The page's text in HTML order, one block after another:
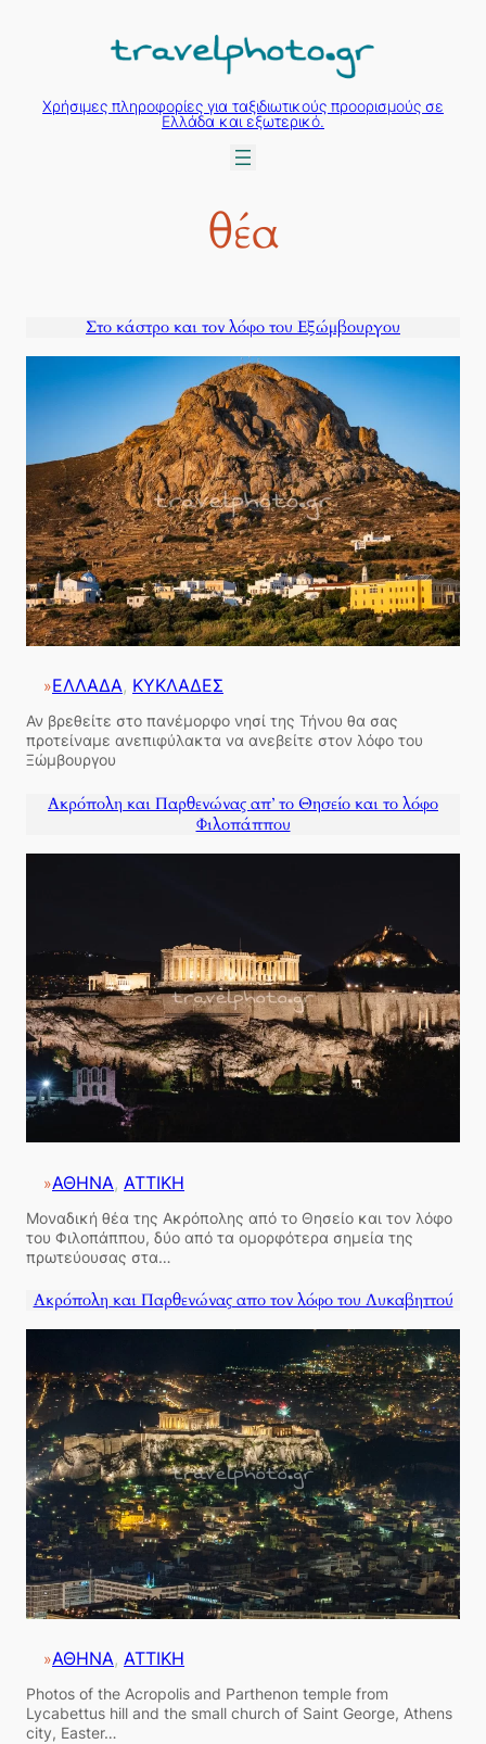
περιεχόμενο
Χρήσιμες πληροφορίες για ταξιδιωτικούς προορισμούς σε
Ελλάδα και εξωτερικό.
θέα
Στο κάστρο και τον λόφο του Εξώμβουργου
»ΕΛΛΑΔΑ, ΚΥΚΛΑΔΕΣ
Αν βρεθείτε στο πανέμορφο νησί της Τήνου θα σας
προτείναμε ανεπιφύλακτα να ανεβείτε στον λόφο του
Ξώμβουργου
Ακρόπολη και Παρθενώνας απ’ το Θησείο και το λόφο
Φιλοπάππου
»ΑΘΗΝΑ, ΑΤΤΙΚΗ
Μοναδική θέα της Ακρόπολης από το Θησείο και τον λόφο
του Φιλοπάππου, δύο από τα ομορφότερα σημεία της
πρωτεύουσας στα…
Ακρόπολη και Παρθενώνας απο τον λόφο του Λυκαβηττού
»ΑΘΗΝΑ, ΑΤΤΙΚΗ
Photos of the Acropolis and Parthenon temple from
Lycabettus hill and the small church of Saint George, Athens
city, Easter…